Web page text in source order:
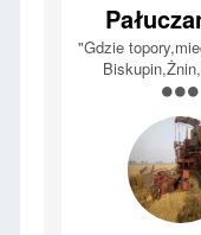
"Gdzie